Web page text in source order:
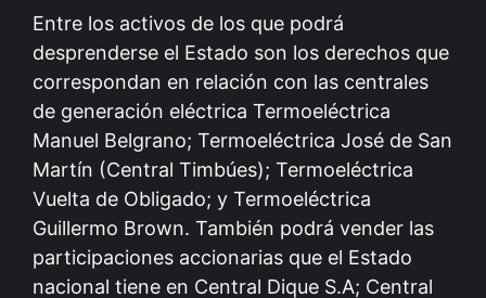
Entre los activos de los que podrá
desprenderse el Estado son los derechos que
correspondan en relación con las centrales
de generación eléctrica Termoeléctrica
Manuel Belgrano; Termoeléctrica José de San
Martín (Central Timbúes); Termoeléctrica
Vuelta de Obligado; y Termoeléctrica
Guillermo Brown. También podrá vender las
participaciones accionarias que el Estado
nacional tiene en Central Dique S.A; Central